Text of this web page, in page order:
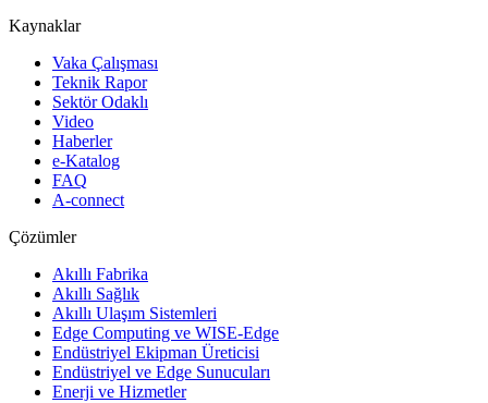
Kaynaklar
Vaka Çalışması
Teknik Rapor
Sektör Odaklı
Video
Haberler
e-Katalog
FAQ
A-connect
Çözümler
Akıllı Fabrika
Akıllı Sağlık
Akıllı Ulaşım Sistemleri
Edge Computing ve WISE-Edge
Endüstriyel Ekipman Üreticisi
Endüstriyel ve Edge Sunucuları
Enerji ve Hizmetler